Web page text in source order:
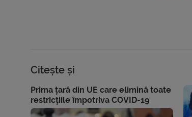
Citește și
Prima țară din UE care elimină toate
restricțiile împotriva COVID-19